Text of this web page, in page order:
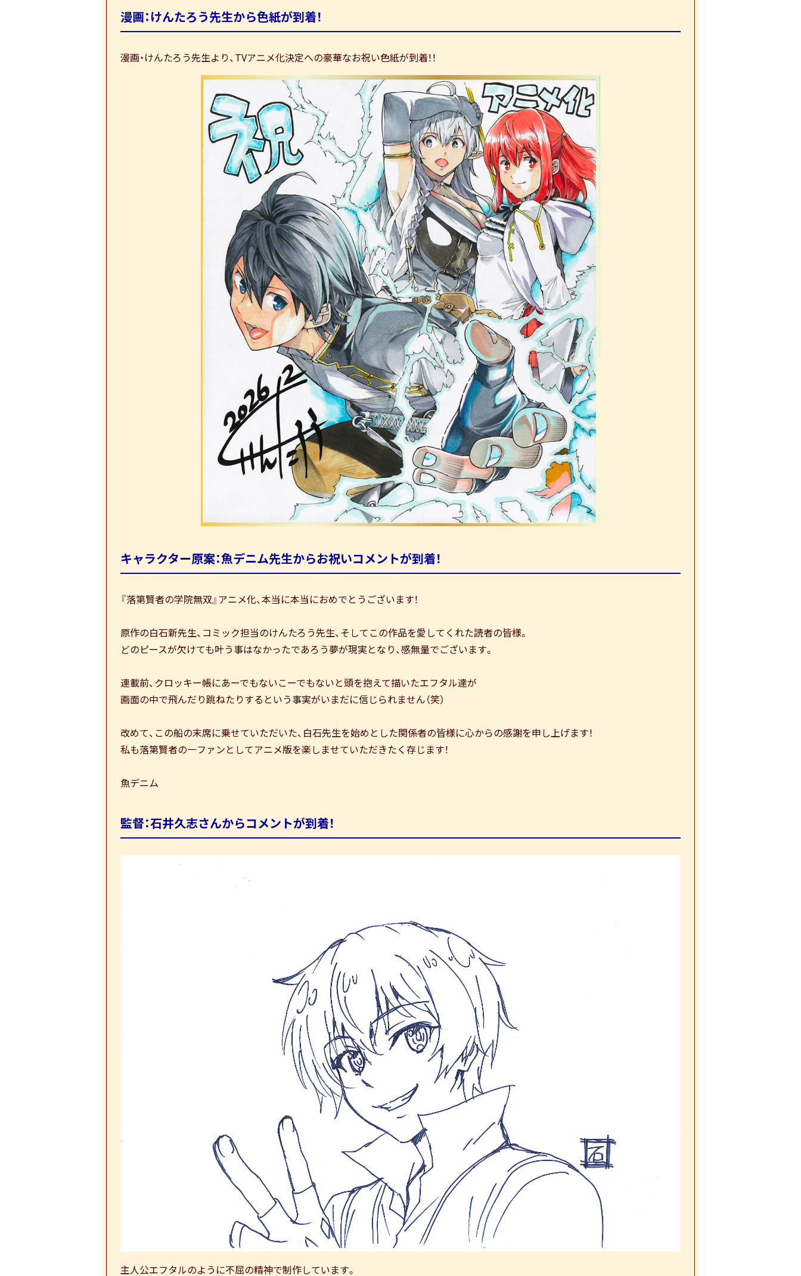
漫画：けんたろう先生から色紙が到着！
漫画・けんたろう先生より、TVアニメ化決定への豪華なお祝い色紙が到着！！
キャラクター原案：魚デニム先生からお祝いコメントが到着！
『落第賢者の学院無双』アニメ化、本当に本当におめでとうございます！
原作の白石新先生、コミック担当のけんたろう先生、そしてこの作品を愛してくれた読者の皆様。
どのピースが欠けても叶う事はなかったであろう夢が現実となり、感無量でございます。
連載前、クロッキー帳にあーでもないこーでもないと頭を抱えて描いたエフタル達が
画面の中で飛んだり跳ねたりするという事実がいまだに信じられません（笑）
改めて、この船の末席に乗せていただいた、白石先生を始めとした関係者の皆様に心からの感謝を申し上げます！
私も落第賢者の一ファンとしてアニメ版を楽しませていただきたく存じます！
魚デニム
監督：石井久志さんからコメントが到着！
主人公エフタルのように不屈の精神で制作しています。